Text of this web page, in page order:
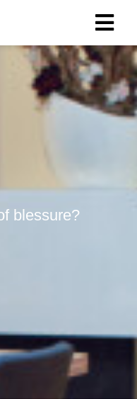
blessure?